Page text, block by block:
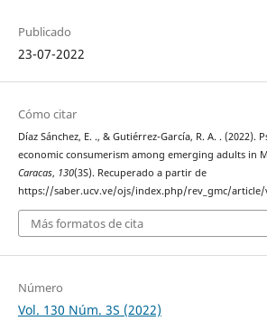
Publicado
23-07-2022
Cómo citar
Díaz Sánchez, E. ., & Gutiérrez-García, R. A. . (2022).
economic consumerism among emerging adults in
Caracas, 130(3S). Recuperado a partir de
https://saber.ucv.ve/ojs/index.php/rev_gmc/article/
Más formatos de cita
Número
Vol. 130 Núm. 3S (2022)